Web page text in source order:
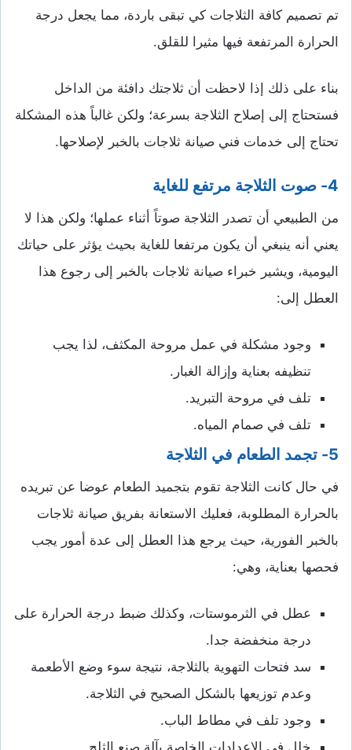
تم تصميم كافة الثلاجات كي تبقى باردة، مما يجعل درجة
الحرارة المرتفعة فيها مثيرا للقلق.
بناء على ذلك إذا لاحظت أن ثلاجتك دافئة من الداخل
فستحتاج إلى إصلاح الثلاجة بسرعة؛ ولكن غالباً هذه المشكلة
تحتاج إلى خدمات فني صيانة ثلاجات بالخبر لإصلاحها.
4- صوت الثلاجة مرتفع للغاية
من الطبيعي أن تصدر الثلاجة صوتاً أثناء عملها؛ ولكن هذا لا
يعني أنه ينبغي أن يكون مرتفعا للغاية بحيث يؤثر على حياتك
اليومية، ويشير خبراء صيانة ثلاجات بالخبر إلى رجوع هذا
العطل إلى:
وجود مشكلة في عمل مروحة المكثف، لذا يجب
تنظيفه بعناية وإزالة الغبار.
تلف في مروحة التبريد.
تلف في صمام المياه.
5- تجمد الطعام في الثلاجة
في حال كانت الثلاجة تقوم بتجميد الطعام عوضا عن تبريده
بالحرارة المطلوبة، فعليك الاستعانة بفريق صيانة ثلاجات
بالخبر الفورية، حيث يرجع هذا العطل إلى عدة أمور يجب
فحصها بعناية، وهي:
عطل في الثرموستات، وكذلك ضبط درجة الحرارة على
درجة منخفضة جدا.
سد فتحات التهوية بالثلاجة، نتيجة سوء وضع الأطعمة
وعدم توزيعها بالشكل الصحيح في الثلاجة.
وجود تلف في مطاط الباب.